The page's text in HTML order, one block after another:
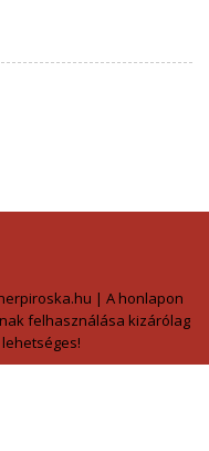
| A honlapon
felhasználása kizárólag